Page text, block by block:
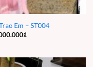
Em – ST004
₫